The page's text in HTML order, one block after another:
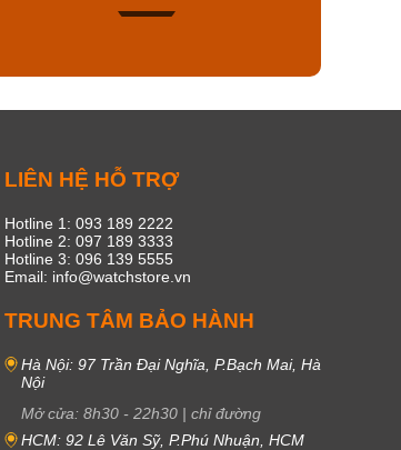
LIÊN HỆ HỖ TRỢ
Hotline 1: 093 189 2222
Hotline 2: 097 189 3333
Hotline 3: 096 139 5555
Email: info@watchstore.vn
TRUNG TÂM BẢO HÀNH
Hà Nội: 97 Trần Đại Nghĩa, P.Bạch Mai, Hà
Nội
Mở cửa: 8h30 - 22h30 | chỉ đường
HCM: 92 Lê Văn Sỹ, P.Phú Nhuận, HCM